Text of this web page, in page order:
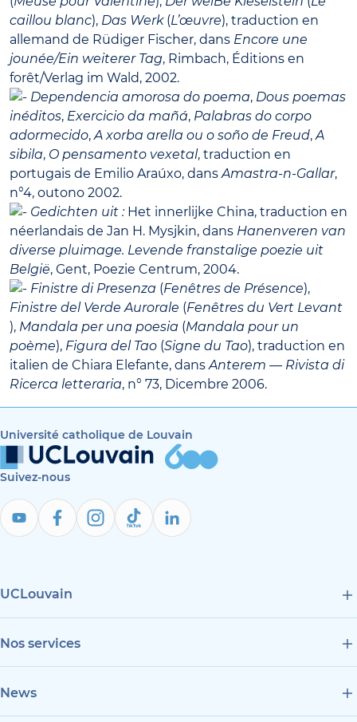
caillou blanc), Das Werk(L’œuvre), traduction en
allemand de Rüdiger Fischer, dans Encore une
jounée/Ein weiterer Tag, Rimbach, Éditions en
forêt/Verlag im Wald, 2002.
Dependencia amorosa do poema, Dous poemas
inéditos, Exercicio da mañá, Palabras do corpo
adormecido, A xorba arella ou o soño de Freud, A
sibila, O pensamento vexetal, traduction en
portugais de Emilio Araúxo, dans Amastra-n-Gallar,
n°4, outono 2002.
Gedichten uit :Het innerlijke China, traduction en
néerlandais de Jan H. Mysjkin, dans Hanenveren van
diverse pluimage. Levende franstalige poezie uit
België, Gent, Poezie Centrum, 2004.
Finistre di Presenza (Fenêtres de Présence),
Finistre del Verde Aurorale (Fenêtres du Vert Levant
), Mandala per una poesia (Mandala pour un
poème), Figura del Tao (Signe du Tao), traduction en
italien de Chiara Elefante, dans Anterem — Rivista di
Ricerca letteraria, n° 73, Dicembre 2006.
Université catholique de Louvain
Suivez-nous
UCLouvain
Nos services
News